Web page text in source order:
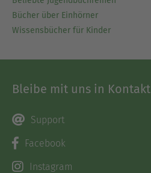
Bücher über Einhörner
Wissensbücher für Kinder
Bleibe mit uns in Kontakt
Support
Facebook
Instagram